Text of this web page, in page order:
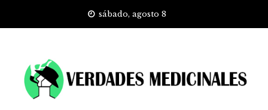
sábado, agosto 8